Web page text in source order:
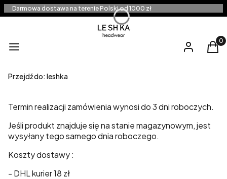
Darmowa dostawa na terenie Polski od 1000 zł
Menu Zaloguj się
Przejdź do: leshka
Termin realizacji zamówienia wynosi do 3 dni roboczych.
Jeśli produkt znajduje się na stanie magazynowym, jest
wysyłany tego samego dnia roboczego.
Koszty dostawy :
- DHL kurier 18 zł